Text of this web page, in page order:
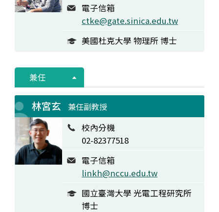
電子信箱
ctke@gate.sinica.edu.tw
美國杜克大學 物理所 博士
兼任
林宮玄 兼任副教授
校內分機
02-82377518
電子信箱
linkh@nccu.edu.tw
國立臺灣大學 光電工程研究所
博士